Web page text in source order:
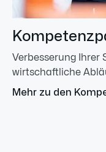
Verbesserung Ihrer
wirtschaftliche
Mehr zu den